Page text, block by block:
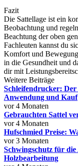
Fazit
Die Sattellage ist ein
Beobachtung und
Beachtung der oben
Fachleuten kannst du
Komfort und
in die Gesundheit und
dir mit
Weitere Beiträge
Schleifendrucker:
Anwendung und Kauf
vor 4 Monaten
Gebrauchten Sattel
vor 4 Monaten
Hufschmied Preise:
vor 3 Monaten
Schwingschutz für
Holzbearbeitung